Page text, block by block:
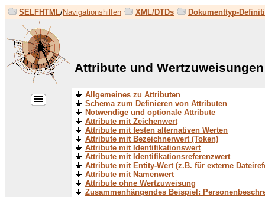
SELFHTML/Navigationshilfen XML/DTDs Dokumenttyp-
Attribute und Wertzuweisungen
Allgemeines zu Attributen
Schema zum Definieren von Attributen
Notwendige und optionale Attribute
Attribute mit Zeichenwert
Attribute mit festen alternativen Werten
Attribute mit Bezeichnerwert (Token)
Attribute mit Identifikationswert
Attribute mit Identifikationsreferenzwert
Attribute mit Entity-Wert (z.B. für externe
Attribute mit Namenwert
Attribute ohne Wertzuweisung
Zusammenhängendes Beispiel: